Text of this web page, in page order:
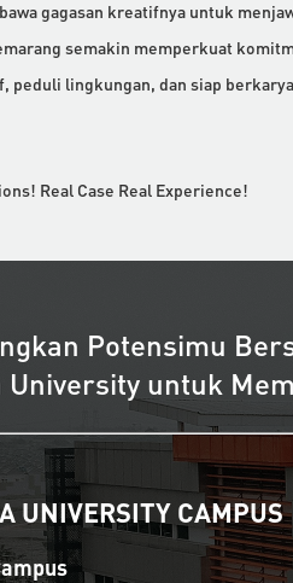
gagasan kreatifnya untuk
semakin memperkuat
peduli lingkungan, dan siap
Real Case Real Experience!
Potensimu
University untuk
UNIVERSITY CAMPUS